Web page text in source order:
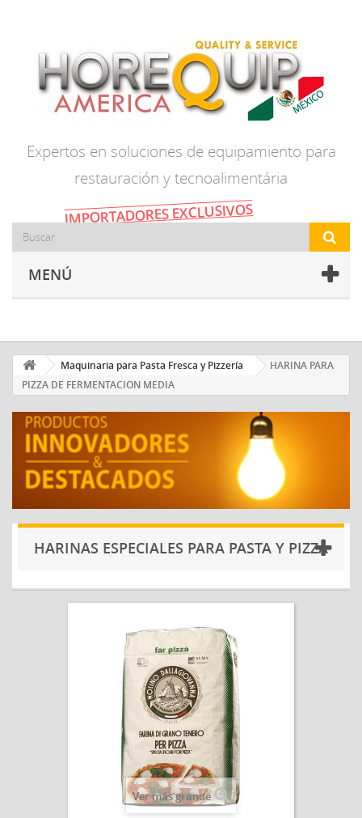
Expertos en soluciones de equipamiento para
restauración y tecnoalimentária
IMPORTADORES EXCLUSIVOS
MENÚ
Maquinaria para Pasta Fresca y Pizzería
HARINA PARA
PIZZA DE FERMENTACION MEDIA
HARINAS ESPECIALES PARA PASTA Y PIZZA
Ver más grande